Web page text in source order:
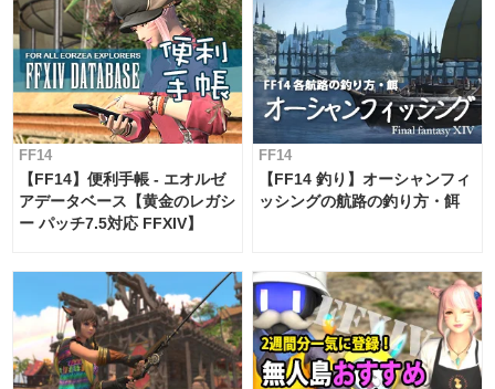
FF14
【FF14】便利手帳 - エオルゼ
アデータベース【黄金のレガシ
ー パッチ7.5対応 FFXIV】
FF14
【FF14 釣り】オーシャンフィ
ッシングの航路の釣り方・餌